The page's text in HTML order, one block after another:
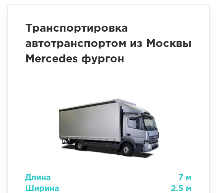
Транспортировка
автотранспортом из Москвы
Mercedes фургон
Длина
7 м
Ширина
2.5 м